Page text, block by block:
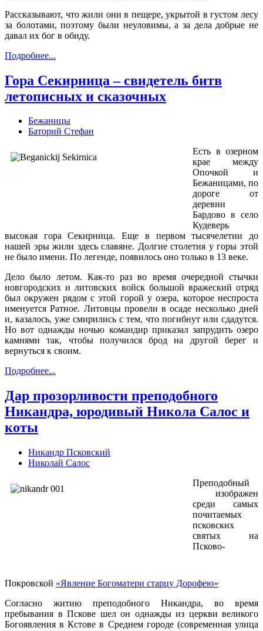
Рассказывают, что жили они в пещере, укрытой в густом лесу
за болотами, поэтому были неуловимы, а за дела добрые не
давал их бог в обиду.
Подробнее...
Гора Секирница – свидетель битв
летописных и сказочных
Бежаницы
Баторий Стефан
Есть в озерном
крае между
Опочкой и
Бежаницами, по
дороге от
деревни
Бардово в село
Кудеверь
высокая гора Секирница. Еще в первом тысячелетии до
нашей эры жили здесь славяне. Долгие столетия у горы этой
не было имени. По легенде, появилось оно только в 13 веке.
Дело было летом. Как-то раз во время очередной стычки
новгородских и литовских войск большой вражеский отряд
был окружен рядом с этой горой у озера, которое неспроста
именуется Ратное. Литовцы провели в осаде несколько дней
и, казалось, уже смирились с тем, что погибнут или сдадутся.
Но вот однажды ночью командир приказал запрудить озеро
камнями так, чтобы получился брод на другой берег и
вернуться к своим.
Подробнее...
Дар прозорливости преподобного
Никандра, юродивый Никола Салос и
коты
Никандр Псковский
Николай Салос
Преподобный
изображен
среди самых
почитаемых
псковских
святых на
Псково-
Покровской «Явление Богоматери старцу Дорофею»
Согласно житию преподобного Никандра, во время
пребывания в Пскове шел он однажды из церкви великого
Богоявления в Кстове в Среднем городе (современная улица